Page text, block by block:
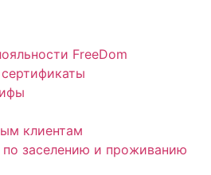
FreeDom
клиентам
заселению и проживанию